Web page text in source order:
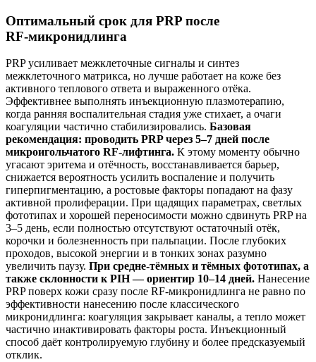
Оптимальный срок для PRP после
RF‑микронидлинга
PRP усиливает межклеточные сигналы и синтез
межклеточного матрикса, но лучше работает на коже без
активного теплового ответа и выраженного отёка.
Эффективнее выполнять инъекционную плазмотерапию,
когда ранняя воспалительная стадия уже стихает, а очаги
коагуляции частично стабилизировались. Базовая
рекомендация: проводить PRP через 5–7 дней после
микроигольчатого RF‑лифтинга. К этому моменту обычно
угасают эритема и отёчность, восстанавливается барьер,
снижается вероятность усилить воспаление и получить
гиперпигментацию, а ростовые факторы попадают на фазу
активной пролиферации. При щадящих параметрах, светлых
фототипах и хорошей переносимости можно сдвинуть PRP на
3–5 день, если полностью отсутствуют остаточный отёк,
корочки и болезненность при пальпации. После глубоких
проходов, высокой энергии и в тонких зонах разумно
увеличить паузу. При средне-тёмных и тёмных фототипах, а
также склонности к PIH — ориентир 10–14 дней. Нанесение
PRP поверх кожи сразу после RF-микронидлинга не равно по
эффективности нанесению после классического
микронидлинга: коагуляция закрывает каналы, а тепло может
частично инактивировать факторы роста. Инъекционный
способ даёт контролируемую глубину и более предсказуемый
отклик.